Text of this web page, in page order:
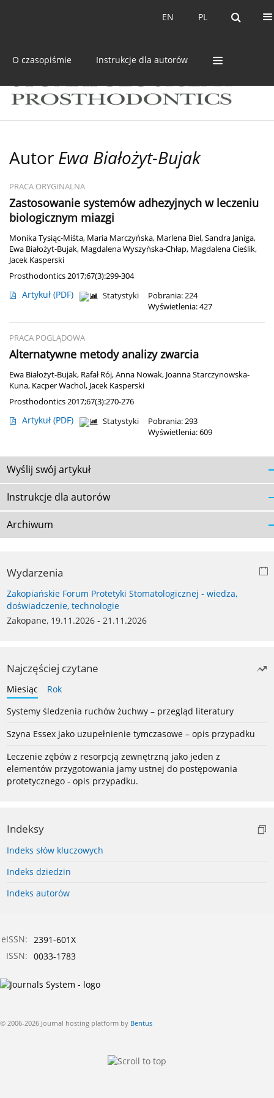
PL
EN PL
EN
O czasopiśmie Instrukcje dla autorów
Autor Ewa Białożyt-Bujak
PRACA ORYGINALNA
Zastosowanie systemów adhezyjnych w leczeniu
biologicznym miazgi
Monika Tysiąc-Miśta, Maria Marczyńska, Marlena Biel,Sandra Janiga,
Ewa Białożyt-Bujak, Magdalena Wyszyńska-Chłap, Magdalena Cieślik,
Jacek Kasperski
Prosthodontics 2017;67(3):299-304
Artykuł (PDF) Statystyki
Pobrania: 224
Wyświetlenia: 427
PRACA POGLĄDOWA
Alternatywne metody analizy zwarcia
Ewa Białożyt-Bujak, Rafał Rój,Anna Nowak, Joanna Starczynowska-
Kuna, Kacper Wachol, Jacek Kasperski
Prosthodontics 2017;67(3):270-276
Artykuł (PDF) Statystyki
Pobrania: 293
Wyświetlenia: 609
Wyślij swój artykuł
Instrukcje dla autorów
Archiwum
Wydarzenia
Zakopiańskie Forum Protetyki Stomatologicznej - wiedza,
doświadczenie, technologie
Zakopane, 19.11.2026 - 21.11.2026
Najczęściej czytane
Miesiąc
Rok
Systemy śledzenia ruchów żuchwy – przegląd literatury
Szyna Essex jako uzupełnienie tymczasowe – opis przypadku
Leczenie zębów z resorpcją zewnętrzną jako jeden z
elementów przygotowania jamy ustnej do postępowania
protetycznego - opis przypadku.
Indeksy
Indeks słów kluczowych
Indeks dziedzin
Indeks autorów
eISSN: 2391-601X
ISSN: 0033-1783
© 2006-2026 Journal hosting platform by Bentus